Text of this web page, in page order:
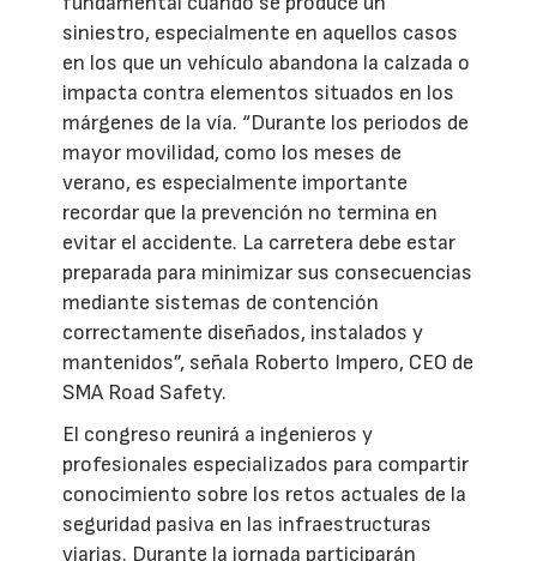
siniestro, especialmente en aquellos casos
en los que un vehículo abandona la calzada o
impacta contra elementos situados en los
márgenes de la vía. “Durante los periodos de
mayor movilidad, como los meses de
verano, es especialmente importante
recordar que la prevención no termina en
evitar el accidente. La carretera debe estar
preparada para minimizar sus consecuencias
mediante sistemas de contención
correctamente diseñados, instalados y
mantenidos”, señala Roberto Impero, CEO de
SMA Road Safety.
El congreso reunirá a ingenieros y
profesionales especializados para compartir
conocimiento sobre los retos actuales de la
seguridad pasiva en las infraestructuras
viarias. Durante la jornada participarán